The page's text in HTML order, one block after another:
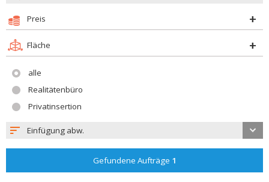
Preis
Fläche
alle
Realitätenbüro
Privatinsertion
Einfügung abw.
Gefundene Aufträge 1